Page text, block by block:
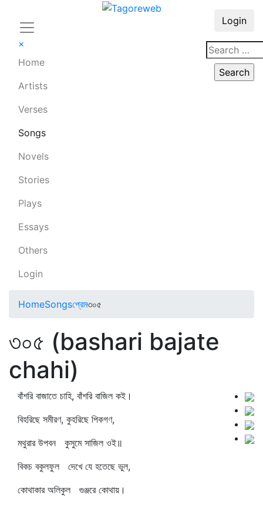
×
Home
Artists
Verses
Songs
Novels
Stories
Plays
Essays
Others
Login
Login
HomeSongsপ্রেম৩০৫
৩০৫ (bashari bajate
chahi)
বাঁশরি বাজাতে চাহি, বাঁশরি বাজিল কই।
বিহরিছে সমীরণ, কুহরিছে পিকগণ,
মথুরার উপবন কুসুমে সাজিল ওই॥
বিকচ বকুলফুল দেখে যে হতেছে ভুল,
কোথাকার অলিকুল গুঞ্জরে কোথায়।